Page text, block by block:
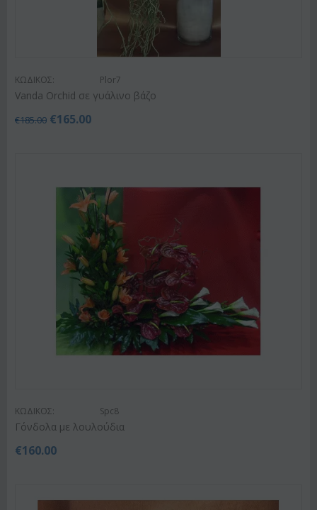
ΚΩΔΙΚΟΣ: Plor7
Vanda Orchid σε γυάλινο βάζο
€185.00 €165.00
ΚΩΔΙΚΟΣ: Spc8
Γόνδολα με λουλούδια
€160.00